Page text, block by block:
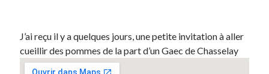
On parle de quoi ?
A Lyon
Bon plan du dimanche
J’ai reçu il y a quelques jours, une petite invitation à aller
cueillir des pommes de la part d’un Gaec de Chasselay